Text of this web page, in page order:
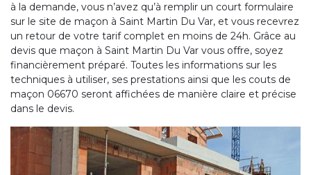
à la demande, vous n’avez qu’à remplir un court formulaire
sur le site de maçon à Saint Martin Du Var, et vous recevrez
un retour de votre tarif complet en moins de 24h. Grâce au
devis que maçon à Saint Martin Du Var vous offre, soyez
financièrement préparé. Toutes les informations sur les
techniques à utiliser, ses prestations ainsi que les couts de
maçon 06670 seront affichées de manière claire et précise
dans le devis.